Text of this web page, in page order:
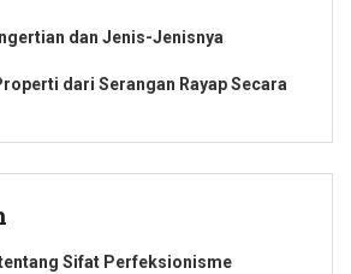
dan Jenis-Jenisnya
dari Serangan Rayap Secara
Sifat Perfeksionisme